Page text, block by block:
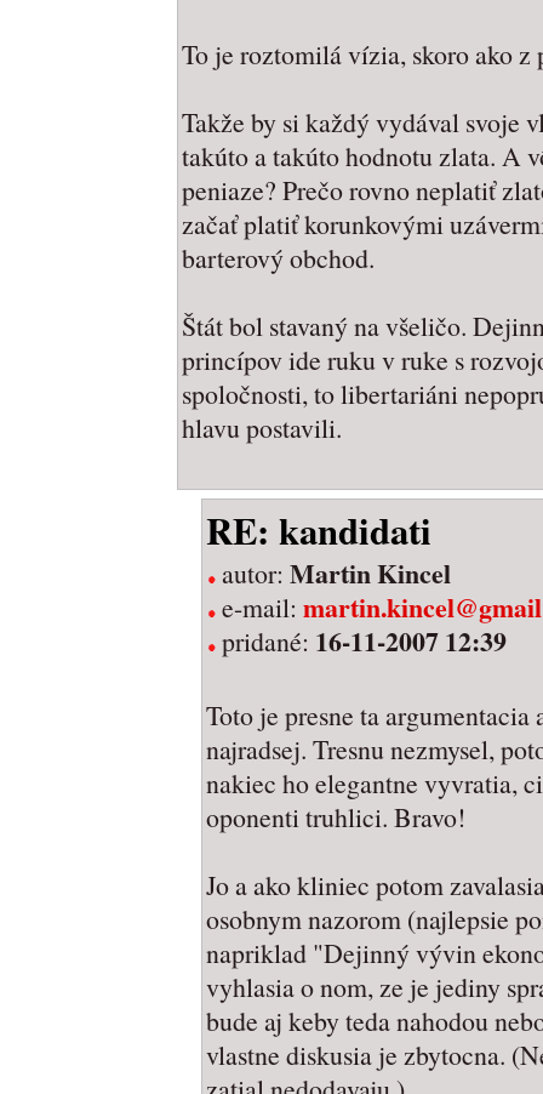
To je roztomilá vízia, skoro ako
Takže by si každý vydával svoje
takúto a takúto hodnotu zlata. A
peniaze? Prečo rovno neplatiť
začať platiť korunkovými
barterový obchod.
Štát bol stavaný na všeličo.
princípov ide ruku v ruke s
spoločnosti, to libertariáni
hlavu postavili.
RE: kandidati
autor: Martin Kincel
e-mail:
pridané: 16-11-2007 12:39
Toto je presne ta
najradsej. Tresnu nezmysel,
nakiec ho elegantne vyvratia,
oponenti truhlici. Bravo!
Jo a ako kliniec potom
osobnym nazorom (najlepsie
napriklad "Dejinný vývin
vyhlasia o nom, ze je jediny
bude aj keby teda nahodou
vlastne diskusia je zbytocna.